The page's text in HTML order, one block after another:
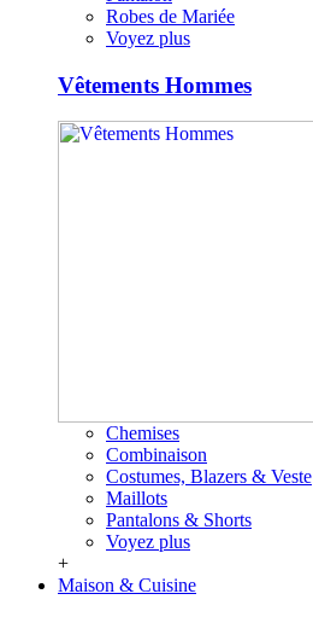
Robes de Mariée
Voyez plus
Vêtements Hommes
Chemises
Combinaison
Costumes, Blazers & Veste
Maillots
Pantalons & Shorts
Voyez plus
+
Maison & Cuisine